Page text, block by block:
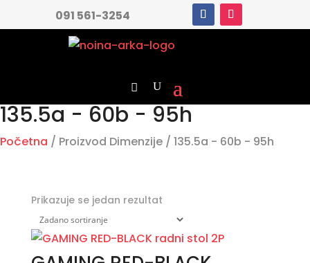
091 561-3254
135.5a - 60b - 95h
Početna / Proizvod Dimenzije / 135.5a - 60b - 95h
Prikazuje se jedan rezultat